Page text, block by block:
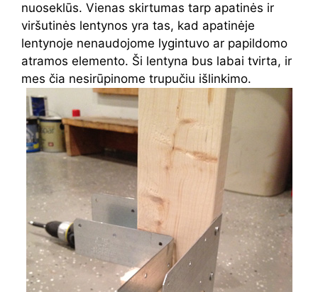
nuoseklūs. Vienas skirtumas tarp apatinės ir
viršutinės lentynos yra tas, kad apatinėje
lentynoje nenaudojome lygintuvo ar papildomo
atramos elemento. Ši lentyna bus labai tvirta, ir
mes čia nesirūpinome trupučiu išlinkimo.